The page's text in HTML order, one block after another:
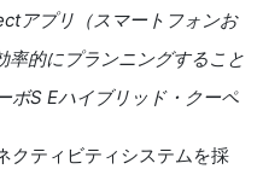
アプリ（スマートフォンお
的にプランニングすること
S Eハイブリッド・クーペ
クティビティシステムを採